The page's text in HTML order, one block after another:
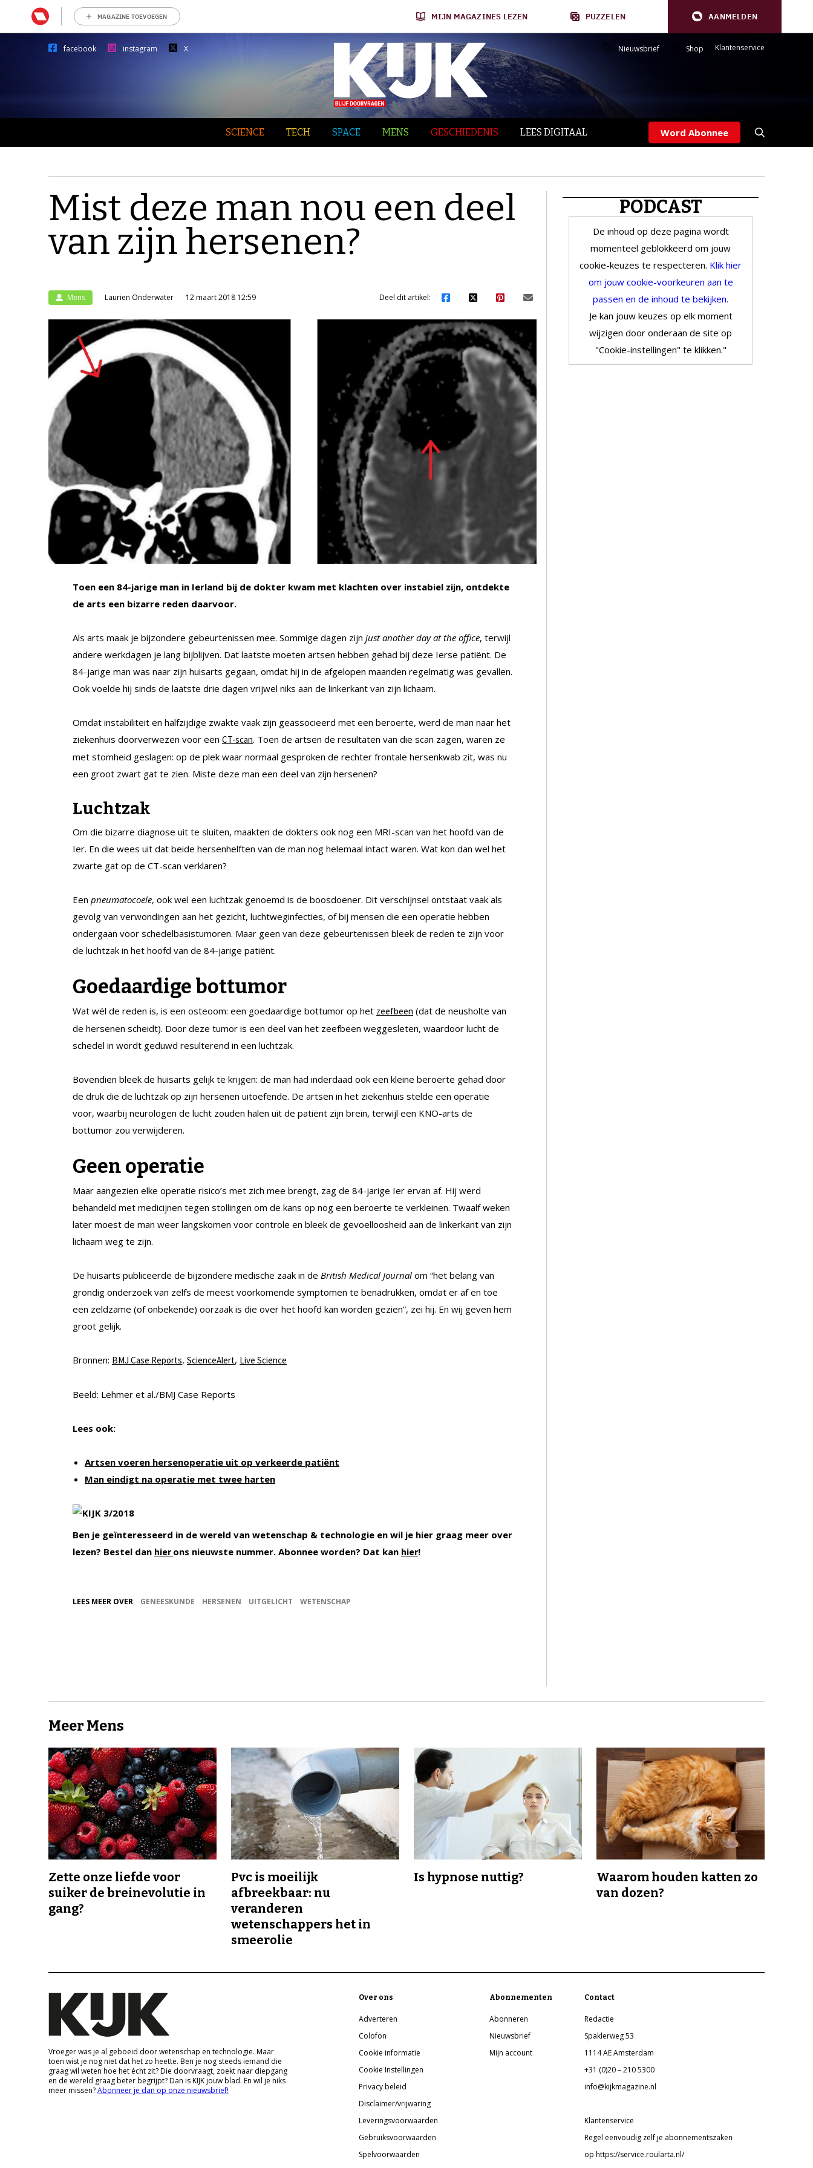
MAGAZINE TOEVOEGEN MIJN MAGAZINES LEZEN PUZZELEN AANMELDEN
facebook instagram X Nieuwsbrief Shop Klantenservice
SCIENCE TECH SPACE MENS GESCHIEDENIS LEES DIGITAAL Word Abonnee
Mist deze man nou een deel
van zijn hersenen?
Mens Laurien Onderwater 12 maart 2018 12:59 Deel dit artikel:
Toen een 84-jarige man in Ierland bij de dokter kwam met klachten over instabiel zijn, ontdekte
de arts een bizarre reden daarvoor.
Als arts maak je bijzondere gebeurtenissen mee. Sommige dagen zijn just another day at the office, terwijl
andere werkdagen je lang bijblijven. Dat laatste moeten artsen hebben gehad bij deze Ierse patiënt. De
84-jarige man was naar zijn huisarts gegaan, omdat hij in de afgelopen maanden regelmatig was gevallen.
Ook voelde hij sinds de laatste drie dagen vrijwel niks aan de linkerkant van zijn lichaam.
Omdat instabiliteit en halfzijdige zwakte vaak zijn geassocieerd met een beroerte, werd de man naar het
ziekenhuis doorverwezen voor een CT-scan. Toen de artsen de resultaten van die scan zagen, waren ze
met stomheid geslagen: op de plek waar normaal gesproken de rechter frontale hersenkwab zit, was nu
een groot zwart gat te zien. Miste deze man een deel van zijn hersenen?
Luchtzak
Om die bizarre diagnose uit te sluiten, maakten de dokters ook nog een MRI-scan van het hoofd van de
Ier. En die wees uit dat beide hersenhelften van de man nog helemaal intact waren. Wat kon dan wel het
zwarte gat op de CT-scan verklaren?
Een pneumatocoele, ook wel een luchtzak genoemd is de boosdoener. Dit verschijnsel ontstaat vaak als
gevolg van verwondingen aan het gezicht, luchtweginfecties, of bij mensen die een operatie hebben
ondergaan voor schedelbasistumoren. Maar geen van deze gebeurtenissen bleek de reden te zijn voor
de luchtzak in het hoofd van de 84-jarige patiënt.
Goedaardige bottumor
Wat wél de reden is, is een osteoom: een goedaardige bottumor op het zeefbeen (dat de neusholte van
de hersenen scheidt). Door deze tumor is een deel van het zeefbeen weggesleten, waardoor lucht de
schedel in wordt geduwd resulterend in een luchtzak.
Bovendien bleek de huisarts gelijk te krijgen: de man had inderdaad ook een kleine beroerte gehad door
de druk die de luchtzak op zijn hersenen uitoefende. De artsen in het ziekenhuis stelde een operatie
voor, waarbij neurologen de lucht zouden halen uit de patiënt zijn brein, terwijl een KNO-arts de
bottumor zou verwijderen.
Geen operatie
Maar aangezien elke operatie risico’s met zich mee brengt, zag de 84-jarige Ier ervan af. Hij werd
behandeld met medicijnen tegen stollingen om de kans op nog een beroerte te verkleinen. Twaalf weken
later moest de man weer langskomen voor controle en bleek de gevoelloosheid aan de linkerkant van zijn
lichaam weg te zijn.
De huisarts publiceerde de bijzondere medische zaak in de British Medical Journal om “het belang van
grondig onderzoek van zelfs de meest voorkomende symptomen te benadrukken, omdat er af en toe
een zeldzame (of onbekende) oorzaak is die over het hoofd kan worden gezien”, zei hij. En wij geven hem
groot gelijk.
Bronnen: BMJ Case Reports, ScienceAlert, Live Science
Beeld: Lehmer et al./BMJ Case Reports
Lees ook:
Artsen voeren hersenoperatie uit op verkeerde patiënt
Man eindigt na operatie met twee harten
Ben je geïnteresseerd in de wereld van wetenschap & technologie en wil je hier graag meer over
lezen? Bestel dan hier ons nieuwste nummer. Abonnee worden? Dat kan hier!
LEES MEER OVER GENEESKUNDE HERSENEN UITGELICHT WETENSCHAP
PODCAST
De inhoud op deze pagina wordt
momenteel geblokkeerd om jouw
cookie-keuzes te respecteren. Klik hier
om jouw cookie-voorkeuren aan te
passen en de inhoud te bekijken.
Je kan jouw keuzes op elk moment
wijzigen door onderaan de site op
"Cookie-instellingen" te klikken."
Meer Mens
Zette onze liefde voor
suiker de breinevolutie in
gang?
Pvc is moeilijk
afbreekbaar: nu
veranderen
wetenschappers het in
smeerolie
Is hypnose nuttig?
Waarom houden katten zo
van dozen?
Vroeger was je al geboeid door wetenschap en technologie. Maar
toen wist je nog niet dat het zo heette. Ben je nog steeds iemand die
graag wil weten hoe het écht zit? Die doorvraagt, zoekt naar diepgang
en de wereld graag beter begrijpt? Dan is KIJK jouw blad. En wil je niks
meer missen?Abonneer je dan op onze nieuwsbrief!
Over ons
Adverteren
Colofon
Cookie informatie
Cookie Instellingen
Privacy beleid
Disclaimer/vrijwaring
Leveringsvoorwaarden
Gebruiksvoorwaarden
Spelvoorwaarden
Abonnementen
Abonneren
Nieuwsbrief
Mijn account
Contact
Redactie
Spaklerweg 53
1114 AE Amsterdam
+31 (0)20 – 210 5300
info@kijkmagazine.nl
Klantenservice
Regel eenvoudig zelf je abonnementszaken
op https://service.roularta.nl/